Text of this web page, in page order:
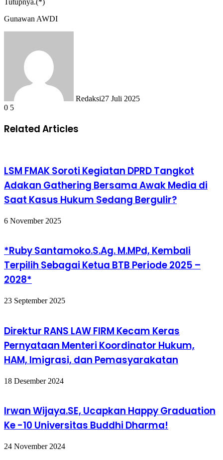
Gunawan AWDI
Redaksi27 Juli 2025
0 5
Related Articles
LSM FMAK Soroti Kegiatan DPRD Tangkot
Adakan Gathering Bersama Awak Media di
Saat Kasus Hukum Sedang Bergulir?
6 November 2025
*Ruby Santamoko.S.Ag. M.MPd, Kembali
Terpilih Sebagai Ketua BTB Periode 2025 –
2028*
23 September 2025
Direktur RANS LAW FIRM Kecam Keras
Pernyataan Menteri Koordinator Hukum,
HAM, Imigrasi, dan Pemasyarakatan
18 Desember 2024
Irwan Wijaya.SE, Ucapkan Happy Graduation
Ke -10 Universitas Buddhi Dharma!
24 November 2024